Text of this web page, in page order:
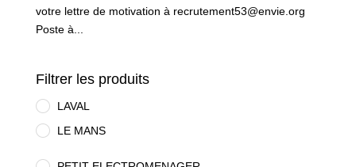
votre lettre de motivation à recrutement53@envie.org
Poste à...
Filtrer les produits
LAVAL
LE MANS